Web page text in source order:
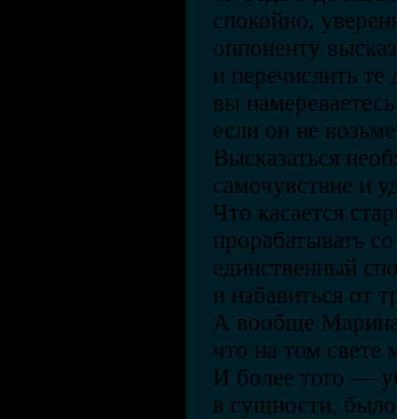
спокойно,
оппоненту
и перечислить те
вы
если он не
Высказаться
самочувствие и
Что касается
прорабатывать
единственный
и избавиться от
А вообще Марина
что на том свете
И более того —
в сущности, было